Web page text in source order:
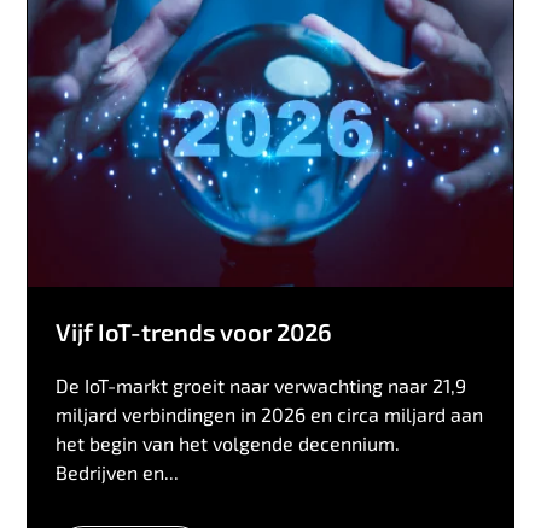
Vijf IoT-trends voor 2026
De IoT-markt groeit naar verwachting naar 21,9
miljard verbindingen in 2026 en circa miljard aan
het begin van het volgende decennium.
Bedrijven en...